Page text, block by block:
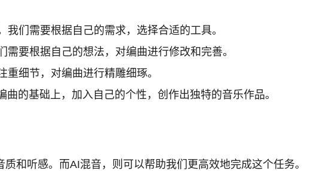
们需要根据自己的需求，选择合适的工具。
要根据自己的想法，对编曲进行修改和完善。
细节，对编曲进行精雕细琢。
的基础上，加入自己的个性，创作出独特的音乐作品。
和听感。而AI混音，则可以帮助我们更高效地完成这个任务。